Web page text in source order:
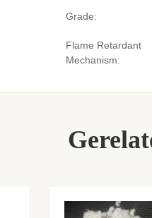
Grade:
Flame Retardant
Mechanism: